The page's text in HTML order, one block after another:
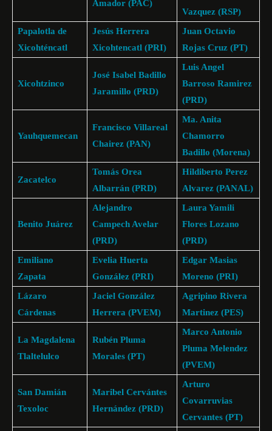
Amador (PAC)
Vazquez (RSP)
Papalotla de
Xicohténcatl
Jesús Herrera
Xicohtencatl (PRI)
Juan Octavio
Rojas Cruz (PT)
Xicohtzinco
José Isabel Badillo
Jaramillo (PRD)
Luis Angel
Barroso Ramirez
(PRD)
Yauhquemecan
Francisco Villareal
Chairez (PAN)
Ma. Anita
Chamorro
Badillo (Morena)
Zacatelco
Tomás Orea
Albarrán (PRD)
Hildiberto Perez
Alvarez (PANAL)
Benito Juárez
Alejandro
Campech Avelar
(PRD)
Laura Yamili
Flores Lozano
(PRD)
Emiliano
Zapata
Evelia Huerta
González (PRI)
Edgar Masias
Moreno (PRI)
Lázaro
Cárdenas
Jaciel González
Herrera (PVEM)
Agripino Rivera
Martinez (PES)
La Magdalena
Tlaltelulco
Rubén Pluma
Morales (PT)
Marco Antonio
Pluma Melendez
(PVEM)
San Damián
Texoloc
Maribel Cervántes
Hernández (PRD)
Arturo
Covarruvias
Cervantes (PT)